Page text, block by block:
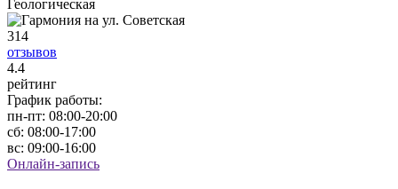
Геологическая
314
отзывов
4.4
рейтинг
График работы:
пн-пт: 08:00-20:00
сб: 08:00-17:00
вс: 09:00-16:00
Онлайн-запись